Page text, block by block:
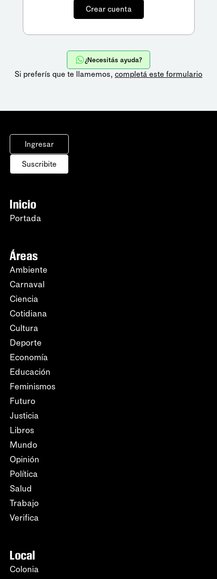
¿Necesitás ayuda?
Si preferís que te llamemos, completá este formulario
Ingresar
Suscribite
Inicio
Portada
Áreas
Ambiente
Carnaval
Ciencia
Cotidiana
Cultura
Deporte
Economía
Educación
Feminismos
Futuro
Justicia
Libros
Mundo
Opinión
Política
Salud
Trabajo
Verifica
Local
Colonia